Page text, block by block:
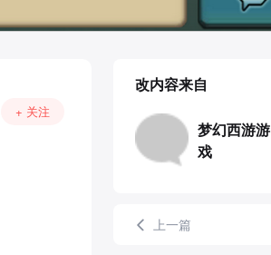
+ 关注
改内容来自
梦幻西游游
戏
上一篇